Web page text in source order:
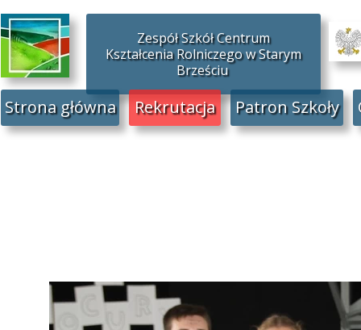
Rekrutacja
Strona główna Patron Szkoły
Zespół Szkół Centrum
Kształcenia Rolniczego w Starym
Brześciu